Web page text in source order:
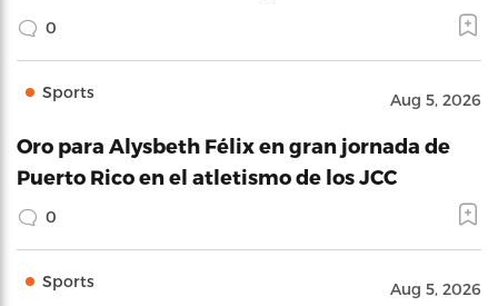
0
Sports Aug 5, 2026
Oro para Alysbeth Félix en gran jornada de
Puerto Rico en el atletismo de los JCC
0
Sports Aug 5, 2026